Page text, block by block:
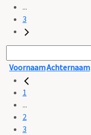
...
3
VoornaamAchternaam
1
...
2
3